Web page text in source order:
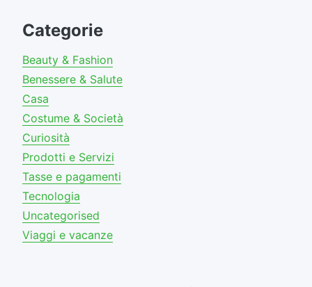
Categorie
Beauty & Fashion
Benessere & Salute
Casa
Costume & Società
Curiosità
Prodotti e Servizi
Tasse e pagamenti
Tecnologia
Uncategorised
Viaggi e vacanze